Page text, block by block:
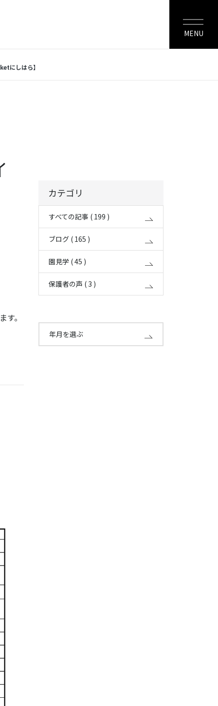
MENU
にしはら】
。
カテゴリ
すべての記事 ( 199 )
ブログ ( 165 )
園見学 ( 45 )
保護者の声 ( 3 )
年月を選ぶ